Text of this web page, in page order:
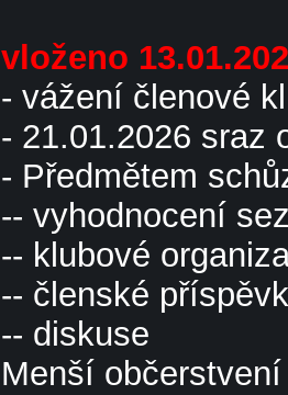
vloženo
- vážení členové
- 21.01.2026 sraz
- Předmětem
-- vyhodnocení
-- klubové
-- členské
-- diskuse
Menší